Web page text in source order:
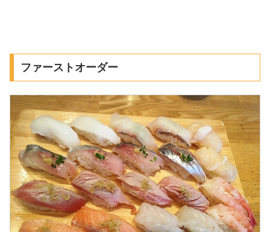
ファーストオーダー